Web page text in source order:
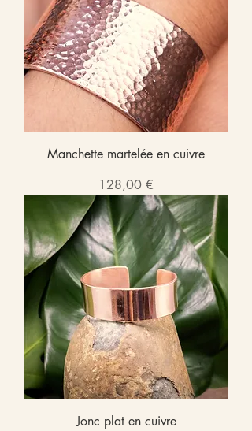
Manchette martelée en cuivre
Prix
128,00 €
Jonc plat en cuivre